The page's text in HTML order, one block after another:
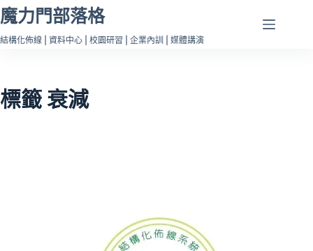
跳
至
主
容
魔力門部落格
結構化佈線 | 資料中心 | 校園研習 | 企業內訓 | 媒體講演
標籤衰減